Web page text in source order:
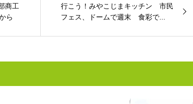
商工
ら
行こう！みやこじまキッチン 市民
フェス、ドームで週末 食彩で...